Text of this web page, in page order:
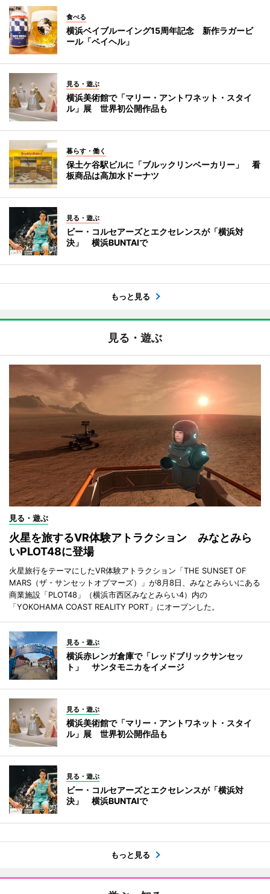
食べる
横浜ベイブルーイング15周年記念 新作ラガービ
ール「ベイヘル」
見る・遊ぶ
横浜美術館で「マリー・アントワネット・スタイ
ル」展 世界初公開作品も
暮らす・働く
保土ケ谷駅ビルに「ブルックリンベーカリー」 看
板商品は高加水ドーナツ
見る・遊ぶ
ビー・コルセアーズとエクセレンスが「横浜対
決」 横浜BUNTAIで
もっと見る
見る・遊ぶ
見る・遊ぶ
火星を旅するVR体験アトラクション みなとみら
いPLOT48に登場
火星旅行をテーマにしたVR体験アトラクション「THE SUNSET OF
MARS（ザ・サンセットオブマーズ）」が8月8日、みなとみらいにある
商業施設「PLOT48」（横浜市西区みなとみらい4）内の
「YOKOHAMA COAST REALITY PORT」にオープンした。
見る・遊ぶ
横浜赤レンガ倉庫で「レッドブリックサンセッ
ト」 サンタモニカをイメージ
見る・遊ぶ
横浜美術館で「マリー・アントワネット・スタイ
ル」展 世界初公開作品も
見る・遊ぶ
ビー・コルセアーズとエクセレンスが「横浜対
決」 横浜BUNTAIで
もっと見る